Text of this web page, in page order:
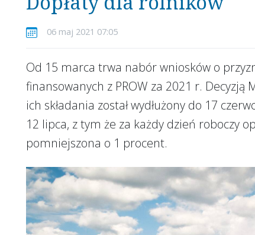
06 maj 2021 07:05
Od 15 marca trwa nabór wniosków o
finansowanych z PROW za 2021 r.
ich składania został wydłużony do 17
12 lipca, z tym że za każdy dzień roboczy
pomniejszona o 1 procent.